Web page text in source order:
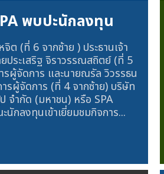
พบปะนักลงทุน
ต (ที่ 6 จากซ้าย ) ประธานเจ้า
ประเสริฐ จิราวรรณสถิตย์ (ที่ 5
รผู้จัดการ และนายณรัล วิวรรธน
รผู้จัดการ (ที่ 4 จากซ้าย) บริษัท
จำกัด (มหาชน) หรือ SPA
นักลงทุนเข้าเยี่ยมชมกิจการ...